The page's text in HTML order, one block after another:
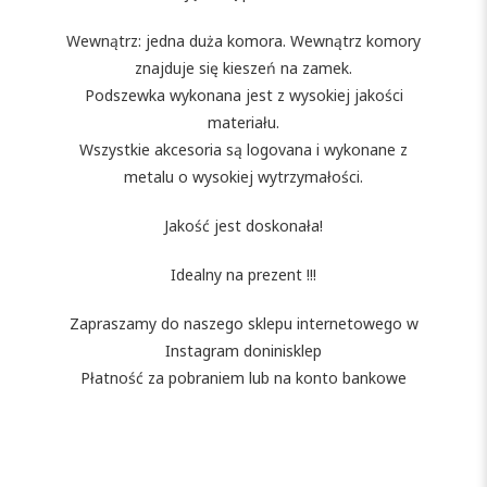
Wewnątrz: jedna duża komora. Wewnątrz komory
znajduje się kieszeń na zamek.
Podszewka wykonana jest z wysokiej jakości
materiału.
Wszystkie akcesoria są logovana i wykonane z
metalu o wysokiej wytrzymałości.
Jakość jest doskonała!
Idealny na prezent !!!
Zapraszamy do naszego sklepu internetowego w
Instagram doninisklep
Płatność za pobraniem lub na konto bankowe